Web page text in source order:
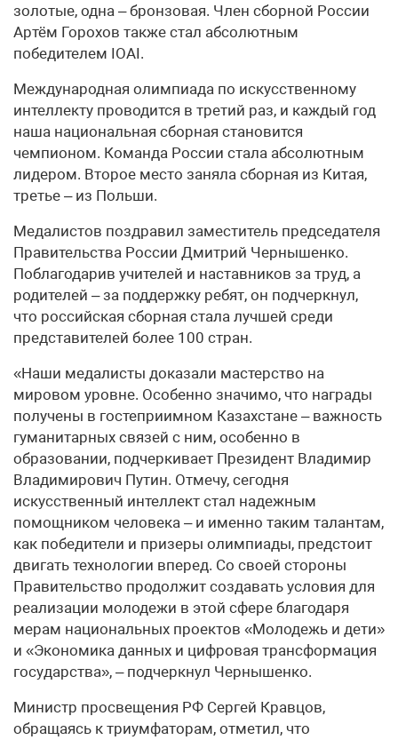
золотые, одна – бронзовая. Член сборной России
Артём Горохов также стал абсолютным
победителем IOAI.
Международная олимпиада по искусственному
интеллекту проводится в третий раз, и каждый год
наша национальная сборная становится
чемпионом. Команда России стала абсолютным
лидером. Второе место заняла сборная из Китая,
третье – из Польши.
Медалистов поздравил заместитель председателя
Правительства России Дмитрий Чернышенко.
Поблагодарив учителей и наставников за труд, а
родителей – за поддержку ребят, он подчеркнул,
что российская сборная стала лучшей среди
представителей более 100 стран.
«Наши медалисты доказали мастерство на
мировом уровне. Особенно значимо, что награды
получены в гостеприимном Казахстане – важность
гуманитарных связей с ним, особенно в
образовании, подчеркивает Президент Владимир
Владимирович Путин. Отмечу, сегодня
искусственный интеллект стал надежным
помощником человека – и именно таким талантам,
как победители и призеры олимпиады, предстоит
двигать технологии вперед. Со своей стороны
Правительство продолжит создавать условия для
реализации молодежи в этой сфере благодаря
мерам национальных проектов «Молодежь и дети»
и «Экономика данных и цифровая трансформация
государства», – подчеркнул Чернышенко.
Министр просвещения РФ Сергей Кравцов,
обращаясь к триумфаторам, отметил, что